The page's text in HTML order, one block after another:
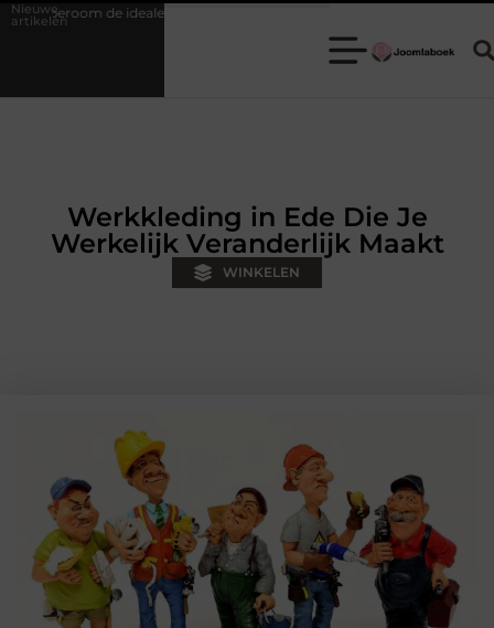
Nieuwe
artikelen
is voor een teamuitje
Werkkleding in Ede Die Je
Werkelijk Veranderlijk Maakt
WINKELEN